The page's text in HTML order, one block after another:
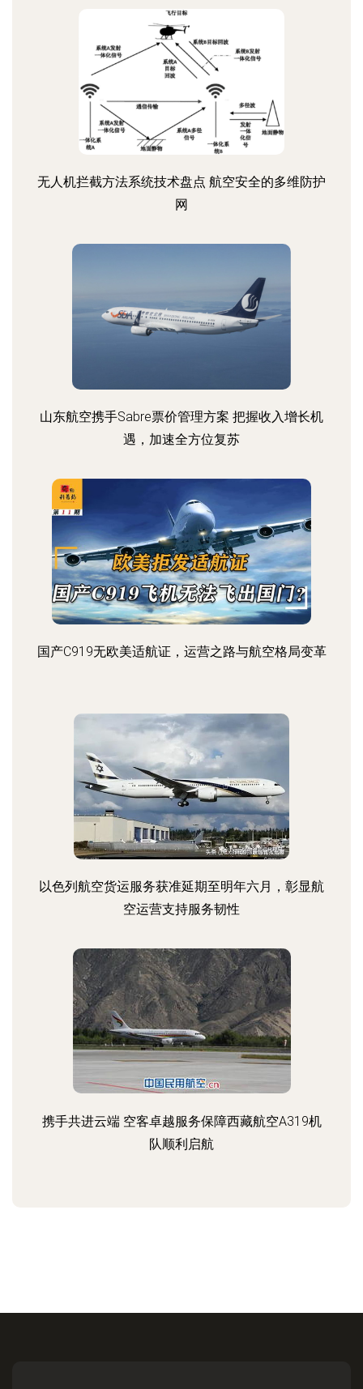
无人机拦截方法系统技术盘点 航空安全的多维防护
网
山东航空携手Sabre票价管理方案 把握收入增长机
遇，加速全方位复苏
国产C919无欧美适航证，运营之路与航空格局变革
以色列航空货运服务获准延期至明年六月，彰显航
空运营支持服务韧性
携手共进云端 空客卓越服务保障西藏航空A319机
队顺利启航